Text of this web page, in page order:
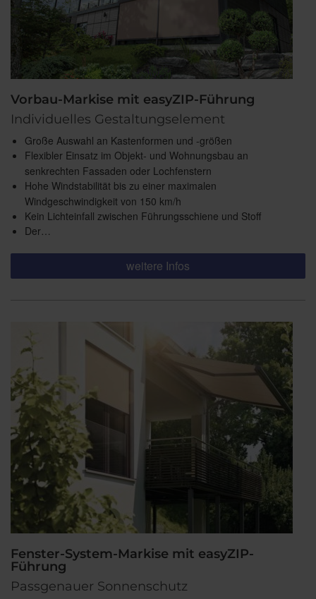
Vorbau-Markise mit easyZIP-Führung
Individuelles Gestaltungselement
Große Auswahl an Kastenformen und -größen
Flexibler Einsatz im Objekt- und Wohnungsbau an
senkrechten Fassaden oder Lochfenstern
Hohe Windstabilität bis zu einer maximalen
Windgeschwindigkeit von 150 km/h
Kein Lichteinfall zwischen Führungsschiene und Stoff
Der…
weitere Infos
Fenster-System-Markise mit easyZIP-
Führung
Passgenauer Sonnenschutz